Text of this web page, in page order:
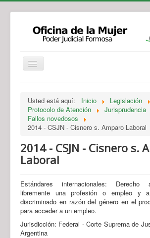
Legislación
Novedades
Recursos y Servicios de Atención
Usted está aquí: Inicio
Legislación
Protocolo de Atención
Jurisprudencia
Fallos novedosos
2014 - CSJN - Cisnero s. Amparo Laboral
2014 - CSJN - Cisnero s.
Laboral
Estándares internacionales:
libremente una profesión o empleo y
discriminado en razón del género en el
para acceder a un empleo.
Jurisdicción: Federal - Corte Suprema de
Argentina